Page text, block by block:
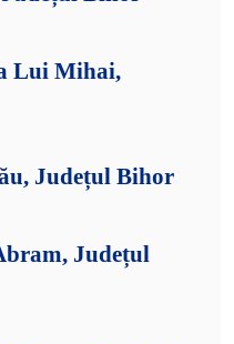
Lui Mihai,
Județul Bihor
Județul